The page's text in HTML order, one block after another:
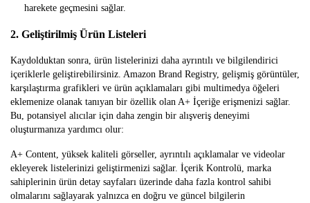
harekete geçmesini sağlar.
2. Geliştirilmiş Ürün Listeleri
Kaydolduktan sonra, ürün listelerinizi daha ayrıntılı ve bilgilendirici
içeriklerle geliştirebilirsiniz. Amazon Brand Registry, gelişmiş görüntüler,
karşılaştırma grafikleri ve ürün açıklamaları gibi multimedya öğeleri
eklemenize olanak tanıyan bir özellik olan A+ İçeriğe erişmenizi sağlar.
Bu, potansiyel alıcılar için daha zengin bir alışveriş deneyimi
oluşturmanıza yardımcı olur:
A+ Content, yüksek kaliteli görseller, ayrıntılı açıklamalar ve videolar
ekleyerek listelerinizi geliştirmenizi sağlar. İçerik Kontrolü, marka
sahiplerinin ürün detay sayfaları üzerinde daha fazla kontrol sahibi
olmalarını sağlayarak yalnızca en doğru ve güncel bilgilerin